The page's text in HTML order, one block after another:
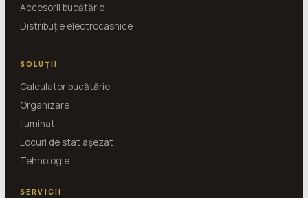
Accesorii bucătărie
Distribuție electrocasnice
SOLUȚII
Calculator bucătărie
Organizare
Iluminat
Locuri de stat așezat
Tehnologie
SERVICII